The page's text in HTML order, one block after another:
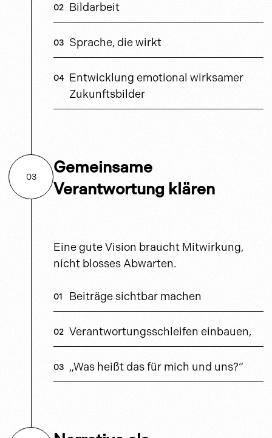
Bildarbeit
Sprache, die wirkt
Entwicklung emotional wirksamer
Zukunftsbilder
03
Gemeinsame
Verantwortung klären
Eine gute Vision braucht Mitwirkung,
nicht blosses Abwarten.
Beiträge sichtbar machen
Verantwortungsschleifen einbauen,
„Was heißt das für mich und uns?“